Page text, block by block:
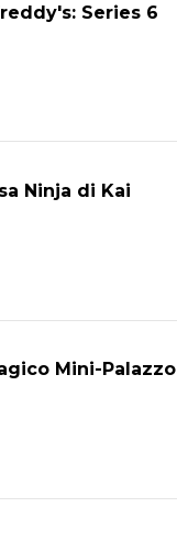
Series 6
Ninja di Kai
Mini-Palazzo